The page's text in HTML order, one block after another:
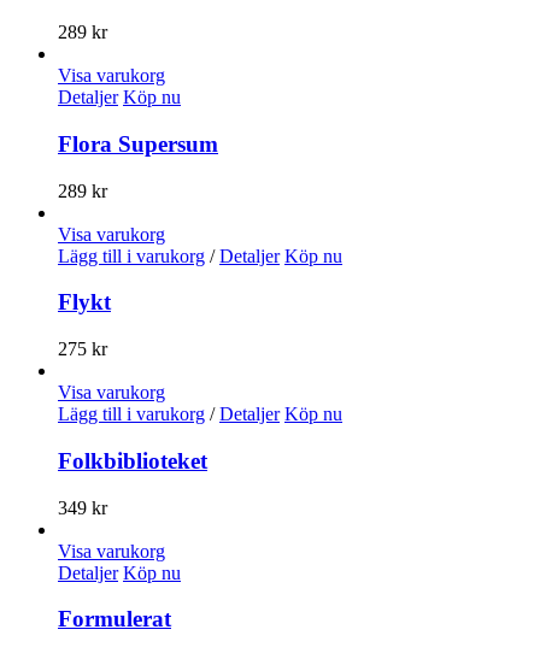
289 kr
Visa varukorg
Detaljer Köp nu
Flora Supersum
289 kr
Visa varukorg
Lägg till i varukorg / Detaljer Köp nu
Flykt
275 kr
Visa varukorg
Lägg till i varukorg / Detaljer Köp nu
Folkbiblioteket
349 kr
Visa varukorg
Detaljer Köp nu
Formulerat